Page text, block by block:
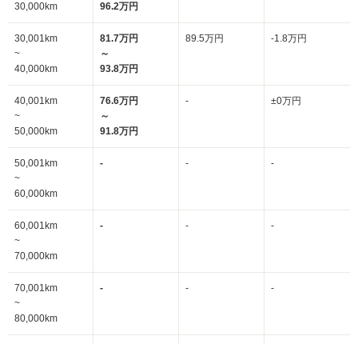
30,000km
96.2万円
30,001km
~
40,000km
81.7万円
～
93.8万円
89.5万円 -1.8万円
40,001km
~
50,000km
76.6万円
～
91.8万円
- ±0万円
50,001km
~
60,000km
- - -
60,001km
~
70,000km
- - -
70,001km
~
80,000km
- - -